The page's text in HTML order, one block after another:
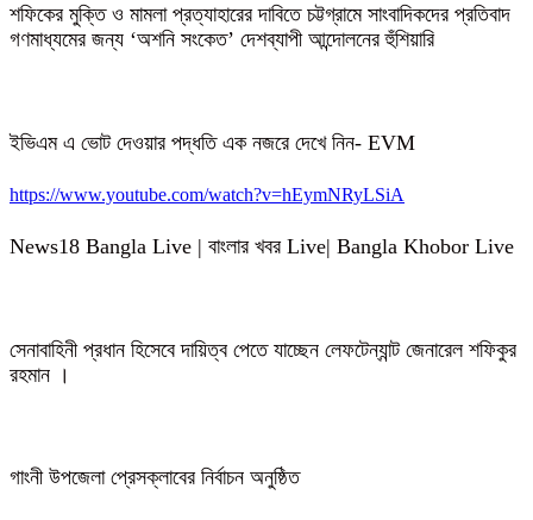
শফিকের মুক্তি ও মামলা প্রত্যাহারের দাবিতে চট্টগ্রামে সাংবাদিকদের প্রতিবাদ
গণমাধ্যমের জন্য ‘অশনি সংকেত’ দেশব্যাপী আন্দোলনের হুঁশিয়ারি
ইভিএম এ ভোট দেওয়ার পদ্ধতি এক নজরে দেখে নিন- EVM
https://www.youtube.com/watch?v=hEymNRyLSiA
News18 Bangla Live | বাংলার খবর Live| Bangla Khobor Live
সেনাবাহিনী প্রধান হিসেবে দায়িত্ব পেতে যাচ্ছেন লেফটেন্যান্ট জেনারেল শফিকুর
রহমান ।
গাংনী উপজেলা প্রেসক্লাবের নির্বাচন অনুষ্ঠিত